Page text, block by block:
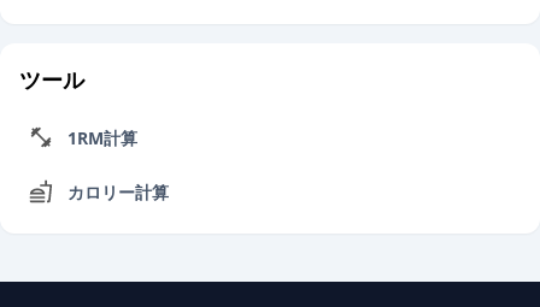
ツール
1RM計算
カロリー計算